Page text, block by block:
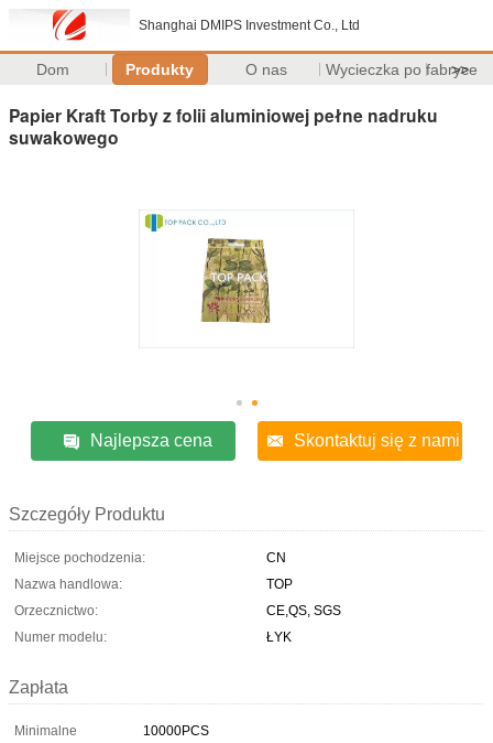
Shanghai DMIPS Investment Co., Ltd
Dom Produkty O nas Wycieczka po fabryce
>>
Papier Kraft Torby z folii aluminiowej pełne nadruku
suwakowego
Najlepsza cena Skontaktuj się z nami
Szczegóły Produktu
Miejsce pochodzenia:
CN
Nazwa handlowa:
TOP
Orzecznictwo:
CE,QS, SGS
Numer modelu:
ŁYK
Zapłata
Minimalne
10000PCS